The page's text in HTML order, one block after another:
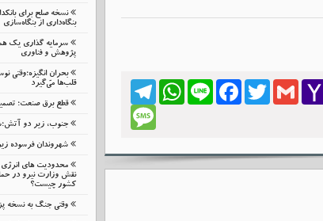
TelegramWhatsApp LineFacebook Twitter Gmail
Yahoo
Message
نسخه صلح برای
بنگاه‌داری از بنگاه‌سازی
سرمایه گذاری یک
پژوهش و فناوری
بحرانِ انگیزه؛وقتی
قلب‌ها می‌گیرد
قطع برق صنعت؛
جنوب، زیر دو
شهروندان فرسوده زیر
محدودیت های انرژی
نقش وزارت نیرو در
کشور چیست؟
وقتی جنگ به